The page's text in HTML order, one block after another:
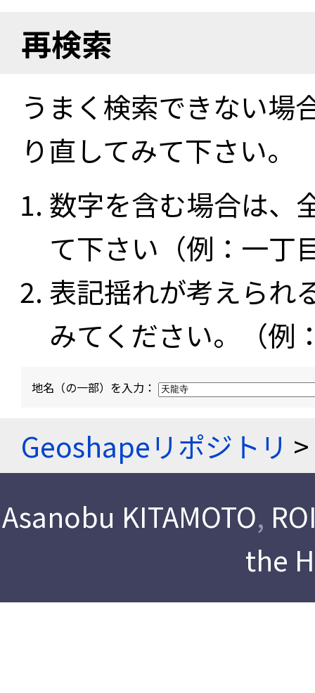
再検索
うまく検索できない場
り直してみて下さい。
数字を含む場合は、
て下さい（例：一
表記揺れが考えられ
みてください。（例
地名（の一部）を入力：
Geoshapeリポジトリ >
Asanobu KITAMOTO,
the